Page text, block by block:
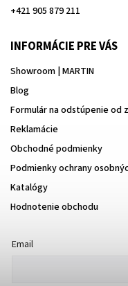
+421 905 879 211
INFORMÁCIE PRE VÁS
Showroom | MARTIN
Blog
Formulár na odstúpenie od
Reklamácie
Obchodné podmienky
Podmienky ochrany
Katalógy
Hodnotenie obchodu
Email